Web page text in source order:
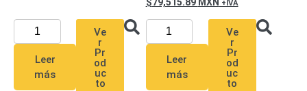
Leer
más
Ve
r
Pr
od
uc
to
Leer
más
Ve
r
Pr
od
uc
to